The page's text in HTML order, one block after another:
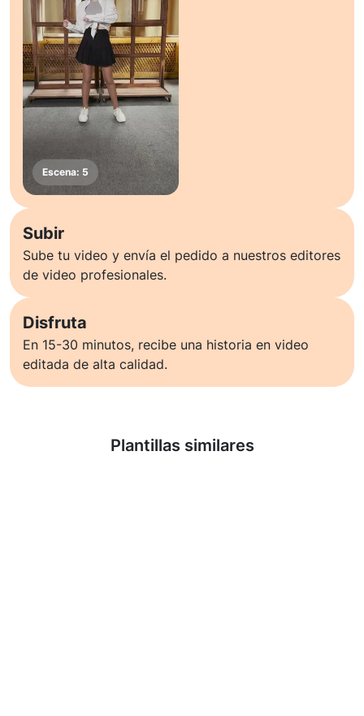
Subir
Sube tu video y envía el pedido a nuestros editores
de video profesionales.
Disfruta
En 15-30 minutos, recibe una historia en video
editada de alta calidad.
Plantillas similares
Saber más